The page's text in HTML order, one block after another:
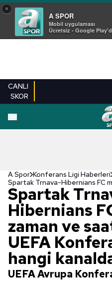
×
A SPOR
Mobil uygulaması
Ücretsiz - Google
CANLI
SKOR
A Spor Konferans Ligi Haberleri
Spartak
Hibernians
zaman ve
UEFA
hangi
UEFA Avrupa